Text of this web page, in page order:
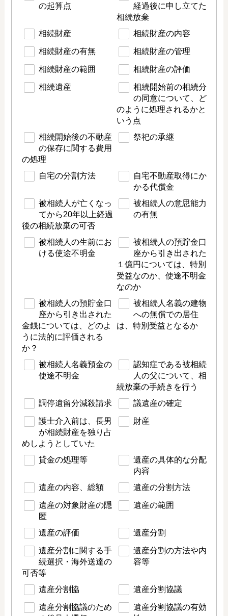
の起算点
経過後に申し立てた
相続放棄
相続財産
相続財産の内容
相続財産の有無 相続財産の管理
相続財産の範囲 相続財産の評価
相続遺産
相続開始前の相続分
の同意について、ど
のように処理されるかと
いう点
相続開始後の不動産
の保存に関する費用
の処理
祭祀の承継
自宅の分割方法
自宅不動産取得にか
かる代償金
被相続人が亡くなっ
てから20年以上経過
後の相続放棄の可否
被相続人の意思能力
の有無
被相続人の生前にお
ける使途不明金
被相続人の預貯金口
座から引き出された
１億円については、特別
受益なのか、使途不明金
なのか
被相続人の預貯金口
座から引き出された
金銭については、どのよ
うに法的に評価される
か？
被相続人名義の建物
への無償での居住
は、特別受益となるか
被相続人名義預金の
使途不明金
認知症である被相続
人の父について、相
続放棄の手続きを行う
調停遺留分減殺請求
議遺産の確定
護士介入前は、長男
が相続財産を独り占
めしようとしていた
財産
貸金の処理等
遺産の具体的な分配
内容
遺産の内容、総額
遺産の分割方法
遺産の対象財産の隠
匿
遺産の範囲
遺産の評価 遺産分割
遺産分割に関する手
続選択・海外送達の
可否等
遺産分割の方法や内
容等
遺産分割協 遺産分割協議
遺産分割協議のため
遺産分割協議の有効